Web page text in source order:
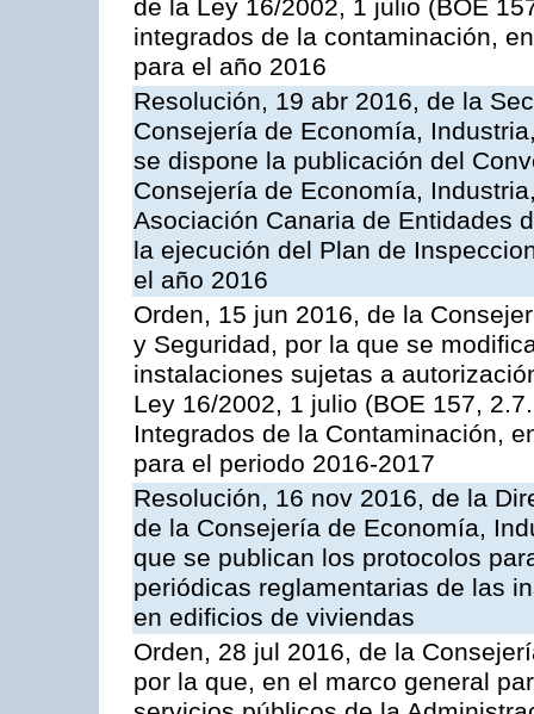
de la Ley 16/2002, 1 julio (BOE
integrados de la contaminación,
para el año 2016
Resolución, 19 abr 2016, de la
Consejería de Economía,
se dispone la publicación del
Consejería de Economía,
Asociación Canaria de Entidades
la ejecución del Plan de
el año 2016
Orden, 15 jun 2016, de la
y Seguridad, por la que se
instalaciones sujetas a
Ley 16/2002, 1 julio (BOE 157,
Integrados de la Contaminación,
para el periodo 2016-2017
Resolución, 16 nov 2016, de la
de la Consejería de Economía,
que se publican los protocolos
periódicas reglamentarias de las
en edificios de viviendas
Orden, 28 jul 2016, de la
por la que, en el marco general